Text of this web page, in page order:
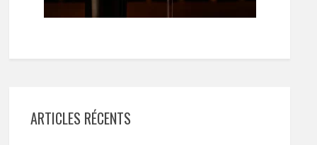
ARTICLES RÉCENTS